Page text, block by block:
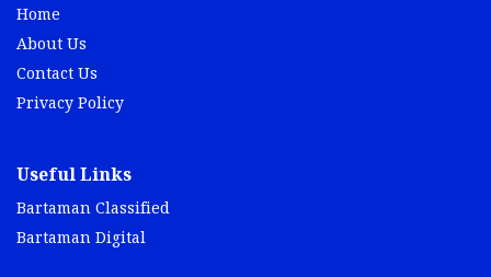
Home
About Us
Contact Us
Privacy Policy
Useful Links
Bartaman Classified
Bartaman Digital